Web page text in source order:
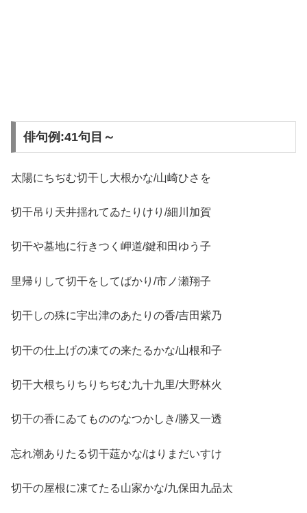
俳句例:41句目～
太陽にちぢむ切干し大根かな/山崎ひさを
切干吊り天井揺れてゐたりけり/細川加賀
切干や墓地に行きつく岬道/鍵和田ゆう子
里帰りして切干をしてばかり/市ノ瀬翔子
切干しの殊に宇出津のあたりの香/吉田紫乃
切干の仕上げの凍ての来たるかな/山根和子
切干大根ちりちりちぢむ九十九里/大野林火
切干の香にゐてもののなつかしき/勝又一透
忘れ潮ありたる切干莚かな/はりまだいすけ
切干の屋根に凍てたる山家かな/九保田九品太